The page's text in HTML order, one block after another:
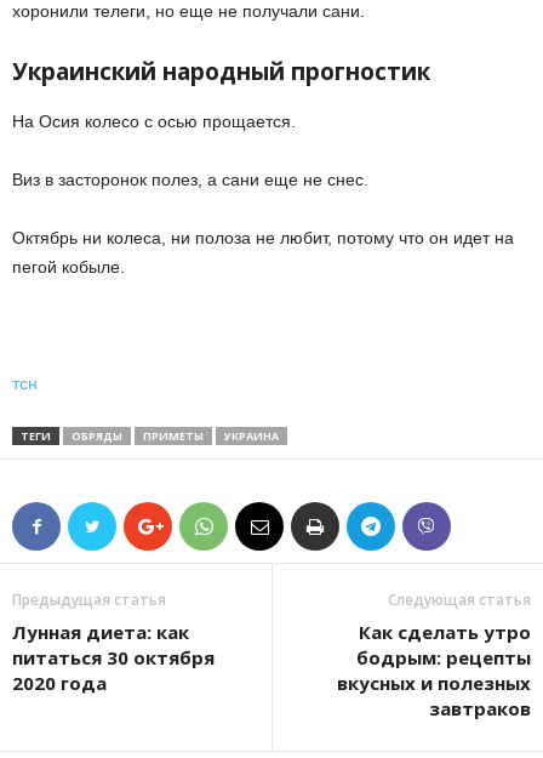
хоронили телеги, но еще не получали сани.
Украинский народный прогностик
На Осия колесо с осью прощается.
Виз в засторонок полез, а сани еще не снес.
Октябрь ни колеса, ни полоза не любит, потому что он идет на
пегой кобыле.
тсн
ТЕГИ ОБРЯДЫ ПРИМЕТЫ УКРАИНА
Предыдущая статья
Лунная диета: как
питаться 30 октября
2020 года
Следующая статья
Как сделать утро
бодрым: рецепты
вкусных и полезных
завтраков